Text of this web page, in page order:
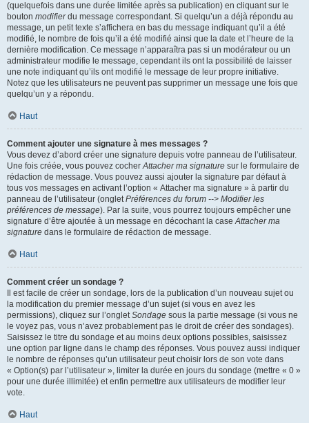
(quelquefois dans une durée limitée après sa publication) en cliquant sur le
bouton modifierdu message correspondant. Si quelqu’un a déjà répondu au
message, un petit texte s’affichera en bas du message indiquant qu’il a été
modifié, le nombre de fois qu’il a été modifié ainsi que la date et l’heure de la
dernière modification. Ce message n’apparaîtra pas si un modérateur ou un
administrateur modifie le message, cependant ils ont la possibilité de laisser
une note indiquant qu’ils ont modifié le message de leur propre initiative.
Notez que les utilisateurs ne peuvent pas supprimer un message une fois que
quelqu’un y a répondu.
Haut
Comment ajouter une signature à mes messages ?
Vous devez d’abord créer une signature depuis votre panneau de l’utilisateur.
Une fois créée, vous pouvez cocherAttacher ma signature sur le formulaire de
rédaction de message. Vous pouvez aussi ajouter la signature par défaut à
tous vos messages en activant l’option « Attacher ma signature » à partir du
panneau de l’utilisateur (ongletPréférences du forum --> Modifier les
préférences de message). Par la suite, vous pourrez toujours empêcher une
signature d’être ajoutée à un message en décochant la caseAttacher ma
signature dans le formulaire de rédaction de message.
Haut
Comment créer un sondage ?
Il est facile de créer un sondage, lors de la publication d’un nouveau sujet ou
la modification du premier message d’un sujet (si vous en avez les
permissions), cliquez sur l’ongletSondage sous la partie message (si vous ne
le voyez pas, vous n’avez probablement pas le droit de créer des sondages).
Saisissez le titre du sondage et au moins deux options possibles, saisissez
une option par ligne dans le champ des réponses. Vous pouvez aussi indiquer
le nombre de réponses qu’un utilisateur peut choisir lors de son vote dans
« Option(s) par l’utilisateur », limiter la durée en jours du sondage (mettre « 0 »
pour une durée illimitée) et enfin permettre aux utilisateurs de modifier leur
vote.
Haut